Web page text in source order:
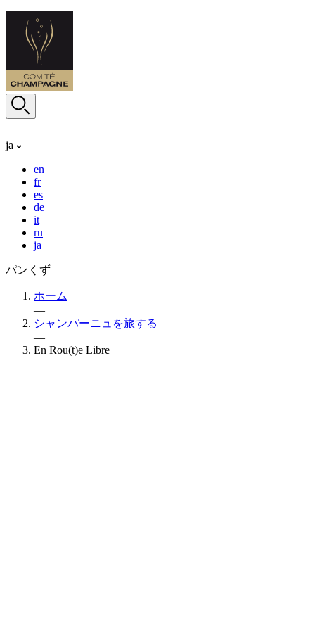
ja
en
fr
es
de
it
ru
ja
パンくず
ホーム
—
シャンパーニュを旅する
—
En Rou(t)e Libre